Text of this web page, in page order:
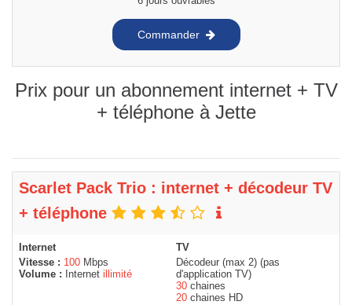
Commander
Prix pour un abonnement internet + TV
+ téléphone à Jette
Scarlet Pack Trio : internet + décodeur TV
+ téléphone
Internet
Vitesse : 100 Mbps
Volume :
Internet illimité
TV
Décodeur (max 2) (pas
d'application TV)
30 chaines
20 chaines HD